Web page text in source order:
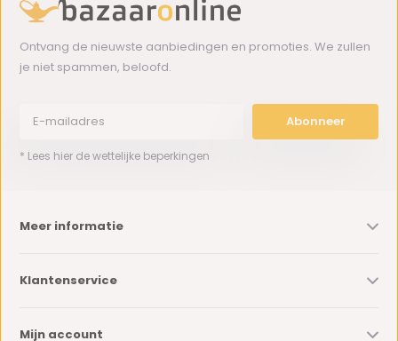
Ontvang de nieuwste aanbiedingen en promoties. We zullen
je niet spammen, beloofd.
Abonneer
* Lees hier de wettelijke beperkingen
Meer informatie
Klantenservice
Mijn account